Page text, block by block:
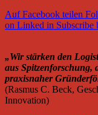
Auf Facebook teilen
on Linked in Subscribe
„Wir stärken den
aus Spitzenforschung,
praxisnaher
(Rasmus C. Beck,
Innovation)